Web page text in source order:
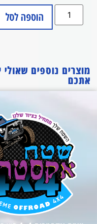
הוספה לסל
מוצרים נוספים שאולי
אתכם